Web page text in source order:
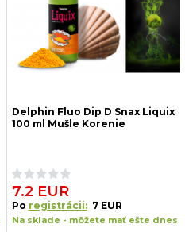
Delphin Fluo Dip D Snax Liquix
100 ml Mušle Korenie
7.2 EUR
Po registrácii: 7 EUR
Na sklade - môžete mať ešte dnes